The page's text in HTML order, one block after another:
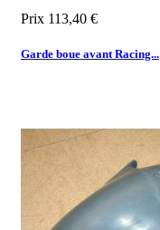
Prix 113,40 €
Garde boue avant Racing...